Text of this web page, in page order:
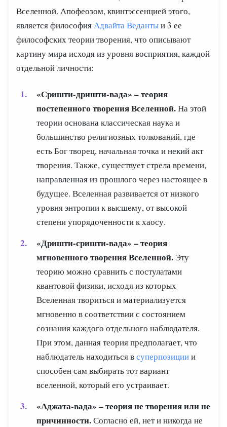
Вселенной. Апофеозом, квинтэссенцией этого,
является философияАдвайта Ведантыи 3 ее
философских теории творения, что описывают
картину мира исходя из уровня восприятия, каждой
отдельной личности:
«Сришти-дришти-вада» –теория
постепенного творения Вселенной.На этой
теории основана классическая наука и
большинство религиозных толкований, где
есть Бог творец, начальная точка и некий акт
творения. Также, существует стрела времени,
направленная из прошлого через настоящее в
будущее. Вселенная развивается от низкого
уровня энтропии к высшему, от высокой
степени упорядоченности к хаосу.
«Дришти-сришти-вада» –теория
мгновенного творения Вселенной. Эту
теорию можно сравнить с постулатами
квантовой физики, исходя из которых
Вселенная твориться и материализуется
мгновенно в соответствии с состоянием
сознания каждого отдельного наблюдателя.
При этом, данная теория предполагает, что
наблюдатель находиться всуперпозициии
способен сам выбирать тот вариант
вселенной, который его устраивает.
«Аджата-вада» –теория не творения или не
причинности.Согласно ей, нет и никогда не